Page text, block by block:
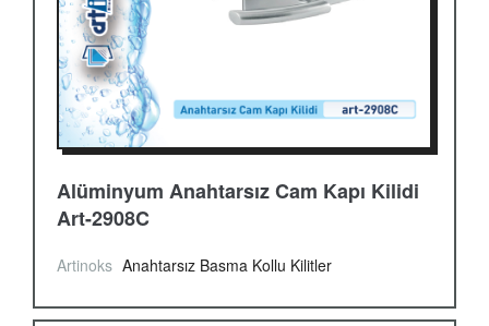
Alüminyum Anahtarsız Cam Kapı Kilidi
Art-2908C
Artinoks Anahtarsız Basma Kollu Kilitler